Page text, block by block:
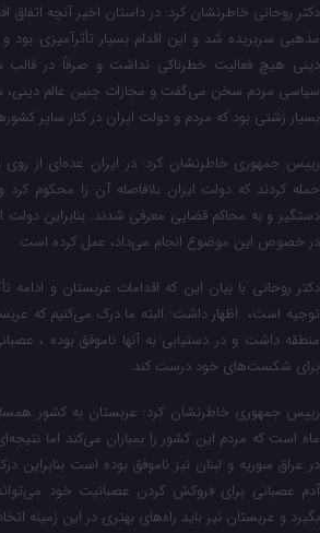
دکتر روحانی خاطرنشان کرد: در داستان اخیر آنچه اتفاق
مذهبی سربریده شد و این اقدام بسیار تأثرآمیزی
دینی هیچ فعالیت خطرناکی نداشت و صرفاً در قالب
سیاسی مردم سخن می‌گفت و مجازات چنین عالم دینی،
بسیار زشتی بود که مردم و دولت ایران در کنار سایر
رییس‌ جمهوری خاطرنشان کرد: در ایران عده‌ای از
حمله کردند که دولت ایران بلافاصله آن را محکوم
دستگیر و به محاکم قضایی معرفی شدند. بنابراین دولت
در خصوص این موضوع انجام می‌داد، عمل کرده است.
دکتر روحانی با بیان این که اقدامات عربستان و ادامه
توجیه است، اظهار داشت: البته ما درک می‌کنیم که
منطقه داشت و در دستیابی به آنها ناموفق بوده ،
برای شکست‌های خود درست کند.
ماه است که مردم این کشور را بمباران می‌کند اما
در عراق سوریه و لبنان نیز ناموفق بوده است بنابراین
آدم عصبانی برای فروکش کردن عصبانیت خود
بگیرد و عربستان نیز باید راه‌های بهتری در این زمینه